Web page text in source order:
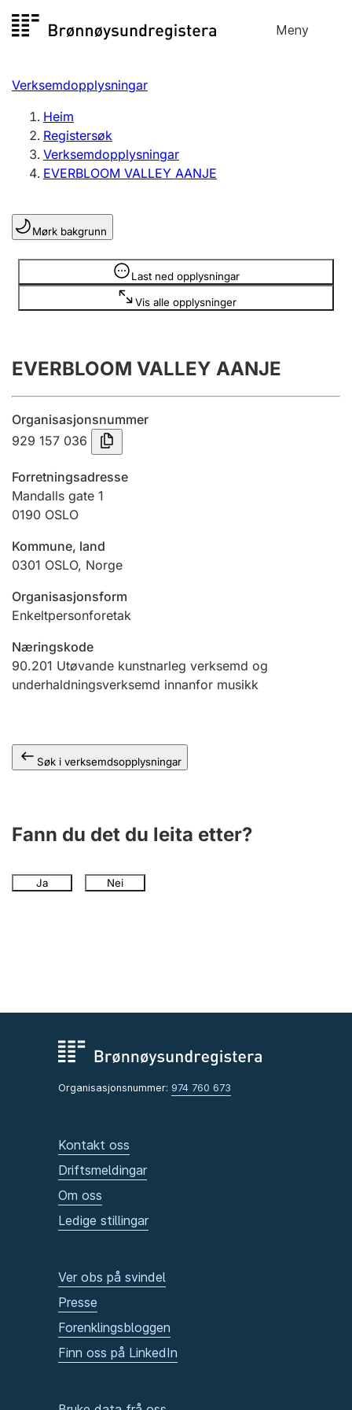
til
Meny
Registersøk
Aksjeselskap
Enkeltpersonføretak
Registrere, endre, slette
Lag og foreining
Registrere, endre, slette
Årsrekneskap
Innsending og forseinkingsgebyr
Tinglysing
Jeger
Ektepaktrettleiaren
Andre tema
Verksemdopplysningar
Heim
Registersøk
Verksemdopplysningar
EVERBLOOM VALLEY AANJE
Mørk bakgrunn
Last ned opplysningar
Vis alle opplysninger
Opplysninger er skjult
EVERBLOOM VALLEY AANJE
Organisasjonsnummer
929 157 036
Forretningsadresse
Mandalls gate 1
0190 OSLO
Kommune, land
0301 OSLO, Norge
Organisasjonsform
Enkeltpersonforetak
Næringskode
90.201 Utøvande kunstnarleg verksemd og
underhaldningsverksemd innanfor musikk
Søk i verksemdsopplysningar
Fann du det du leita etter?
Ja Nei
Organisasjonsnummer: 974 760 673
Kontakt oss
Driftsmeldingar
Om oss
Ledige stillingar
Ver obs på svindel
Presse
Forenklingsbloggen
Finn oss på LinkedIn